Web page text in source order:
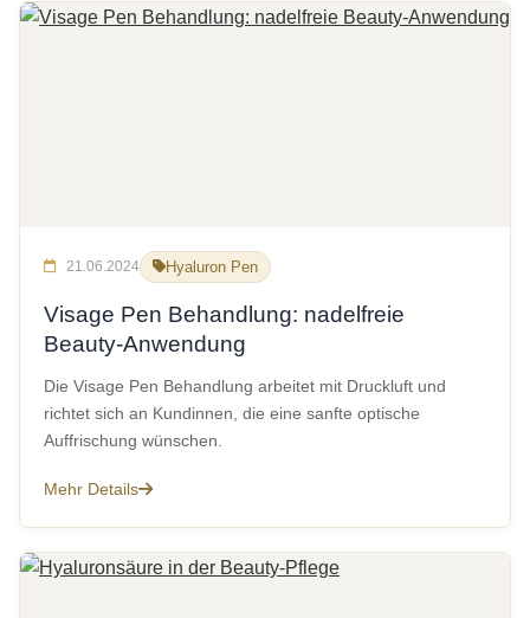
21.06.2024 Hyaluron Pen
Visage Pen Behandlung: nadelfreie
Beauty-Anwendung
Die Visage Pen Behandlung arbeitet mit Druckluft und
richtet sich an Kundinnen, die eine sanfte optische
Auffrischung wünschen.
Mehr Details